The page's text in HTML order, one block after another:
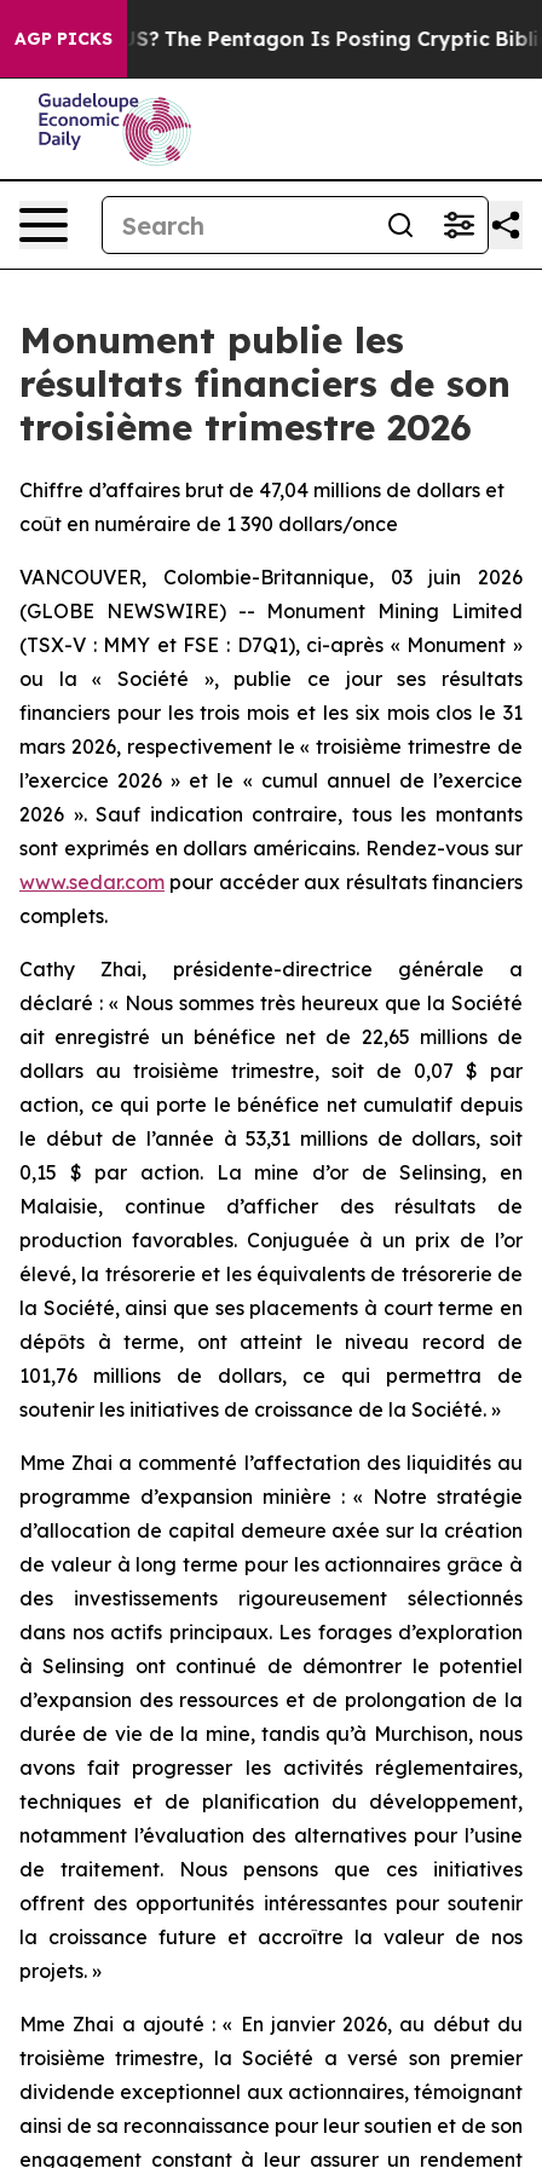
AGP PICKS
The Pentagon Is Posting Cryptic Biblical Messages
Monument publie les
résultats financiers de son
troisième trimestre 2026
Chiffre d’affaires brut de 47,04 millions de dollars et
coût en numéraire de 1 390 dollars/once
VANCOUVER, Colombie-Britannique, 03 juin 2026
(GLOBE NEWSWIRE) -- Monument Mining Limited
(TSX-V : MMY et FSE : D7Q1), ci-après « Monument »
ou la « Société », publie ce jour ses résultats
financiers pour les trois mois et les six mois clos le 31
mars 2026, respectivement le « troisième trimestre de
l’exercice 2026 » et le « cumul annuel de l’exercice
2026 ». Sauf indication contraire, tous les montants
sont exprimés en dollars américains. Rendez-vous sur
www.sedar.com pour accéder aux résultats financiers
complets.
Cathy Zhai, présidente-directrice générale a
déclaré : « Nous sommes très heureux que la Société
ait enregistré un bénéfice net de 22,65 millions de
dollars au troisième trimestre, soit de 0,07 $ par
action, ce qui porte le bénéfice net cumulatif depuis
le début de l’année à 53,31 millions de dollars, soit
0,15 $ par action. La mine d’or de Selinsing, en
Malaisie, continue d’afficher des résultats de
production favorables. Conjuguée à un prix de l’or
élevé, la trésorerie et les équivalents de trésorerie de
la Société, ainsi que ses placements à court terme en
dépôts à terme, ont atteint le niveau record de
101,76 millions de dollars, ce qui permettra de
soutenir les initiatives de croissance de la Société. »
Mme Zhai a commenté l’affectation des liquidités au
programme d’expansion minière : « Notre stratégie
d’allocation de capital demeure axée sur la création
de valeur à long terme pour les actionnaires grâce à
des investissements rigoureusement sélectionnés
dans nos actifs principaux. Les forages d’exploration
à Selinsing ont continué de démontrer le potentiel
d’expansion des ressources et de prolongation de la
durée de vie de la mine, tandis qu’à Murchison, nous
avons fait progresser les activités réglementaires,
techniques et de planification du développement,
notamment l’évaluation des alternatives pour l’usine
de traitement. Nous pensons que ces initiatives
offrent des opportunités intéressantes pour soutenir
la croissance future et accroître la valeur de nos
projets. »
Mme Zhai a ajouté : « En janvier 2026, au début du
troisième trimestre, la Société a versé son premier
dividende exceptionnel aux actionnaires, témoignant
ainsi de sa reconnaissance pour leur soutien et de son
engagement constant à leur assurer un rendement